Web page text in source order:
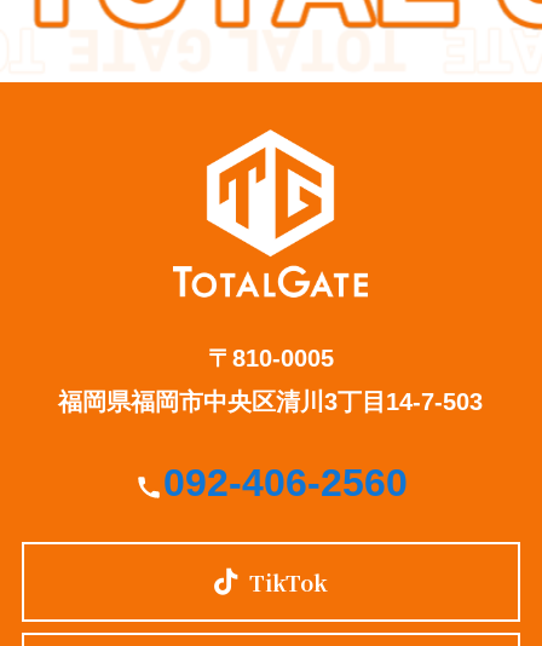
〒810-0005
福岡県福岡市中央区清川3丁目14-7-503
092-406-2560
TikTok